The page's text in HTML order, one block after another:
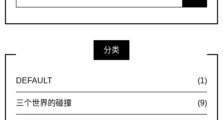
for:
分类
DEFAULT (1)
三个世界的碰撞 (9)